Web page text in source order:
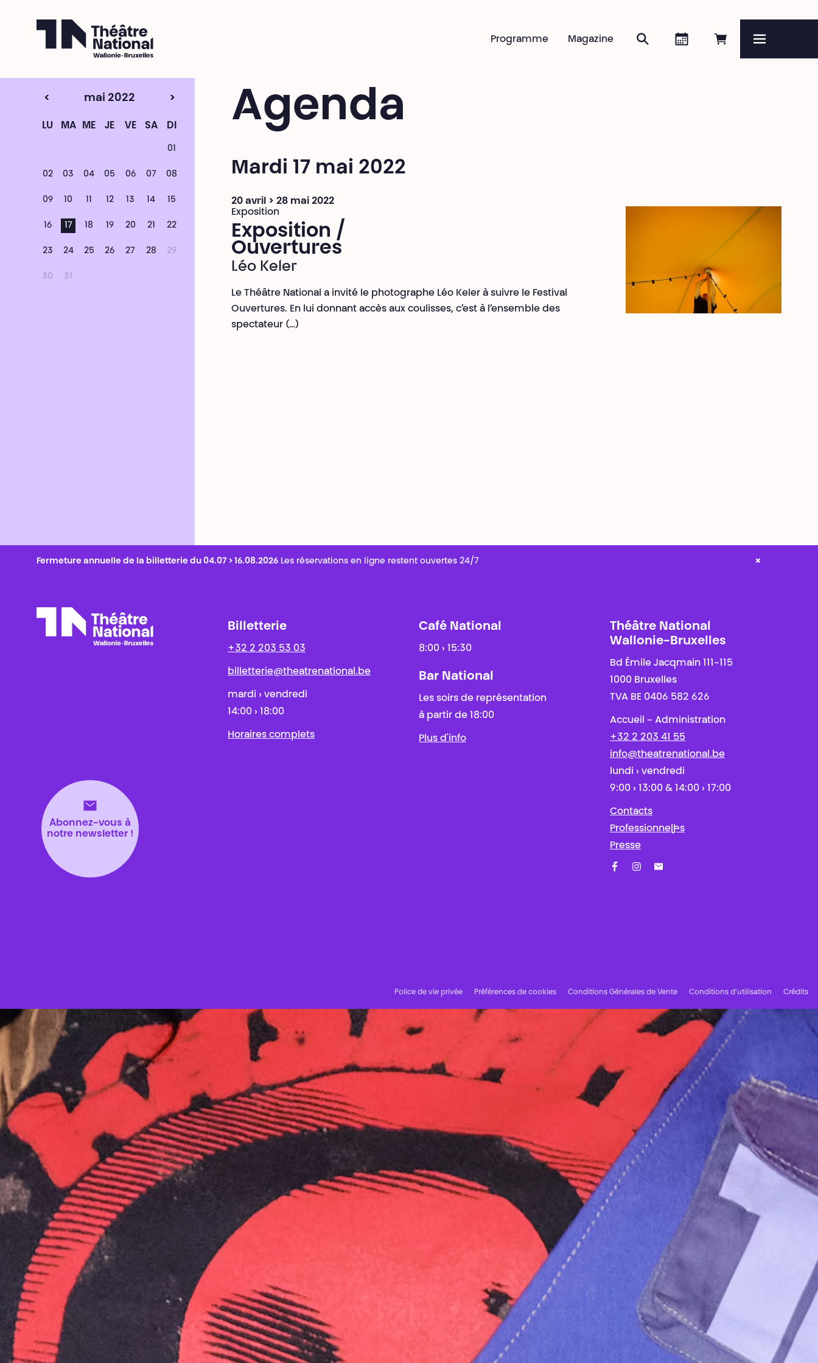
Réserver en ligne
Agenda
Rechercher
Magazine
Programme
Agenda
< mai 2022 >
LU MA ME JE VE SA DI
01
02 03 04 05 06 07 08
09 10 11 12 13 14 15
16 17 18 19 20 21 22
23 24 25 26 27 28 29
30 31
Mardi 17 mai 2022
20 avril > 28 mai 2022
Exposition
Exposition /
Ouvertures
Léo Keler
Le Théâtre National a invité le photographe Léo Keler à suivre le Festival
Ouvertures. En lui donnant accès aux coulisses, c’est à l’ensemble des
spectateur (…)
Fermeture annuelle de la billetterie du 04.07 > 16.08.2026 Les réservations en ligne restent ouvertes 24/7 ×
Abonnez-vous à
notre newsletter !
Billetterie
+32 2 203 53 03
billetterie@theatrenational.be
mardi › vendredi
14:00 › 18:00
Horaires complets
Café National
8:00 › 15:30
Bar National
Les soirs de représentation
à partir de 18:00
Plus d'info
Théâtre National
Wallonie-Bruxelles
Bd Émile Jacqmain 111-115
1000 Bruxelles
TVA BE 0406 582 626
Accueil - Administration
+32 2 203 41 55
info@theatrenational.be
lundi › vendredi
9:00 › 13:00 & 14:00 › 17:00
Contacts
Professionnel·les
Presse
Police de vie privée Préférences de cookies Conditions Générales de Vente Conditions d’utilisation Crédits